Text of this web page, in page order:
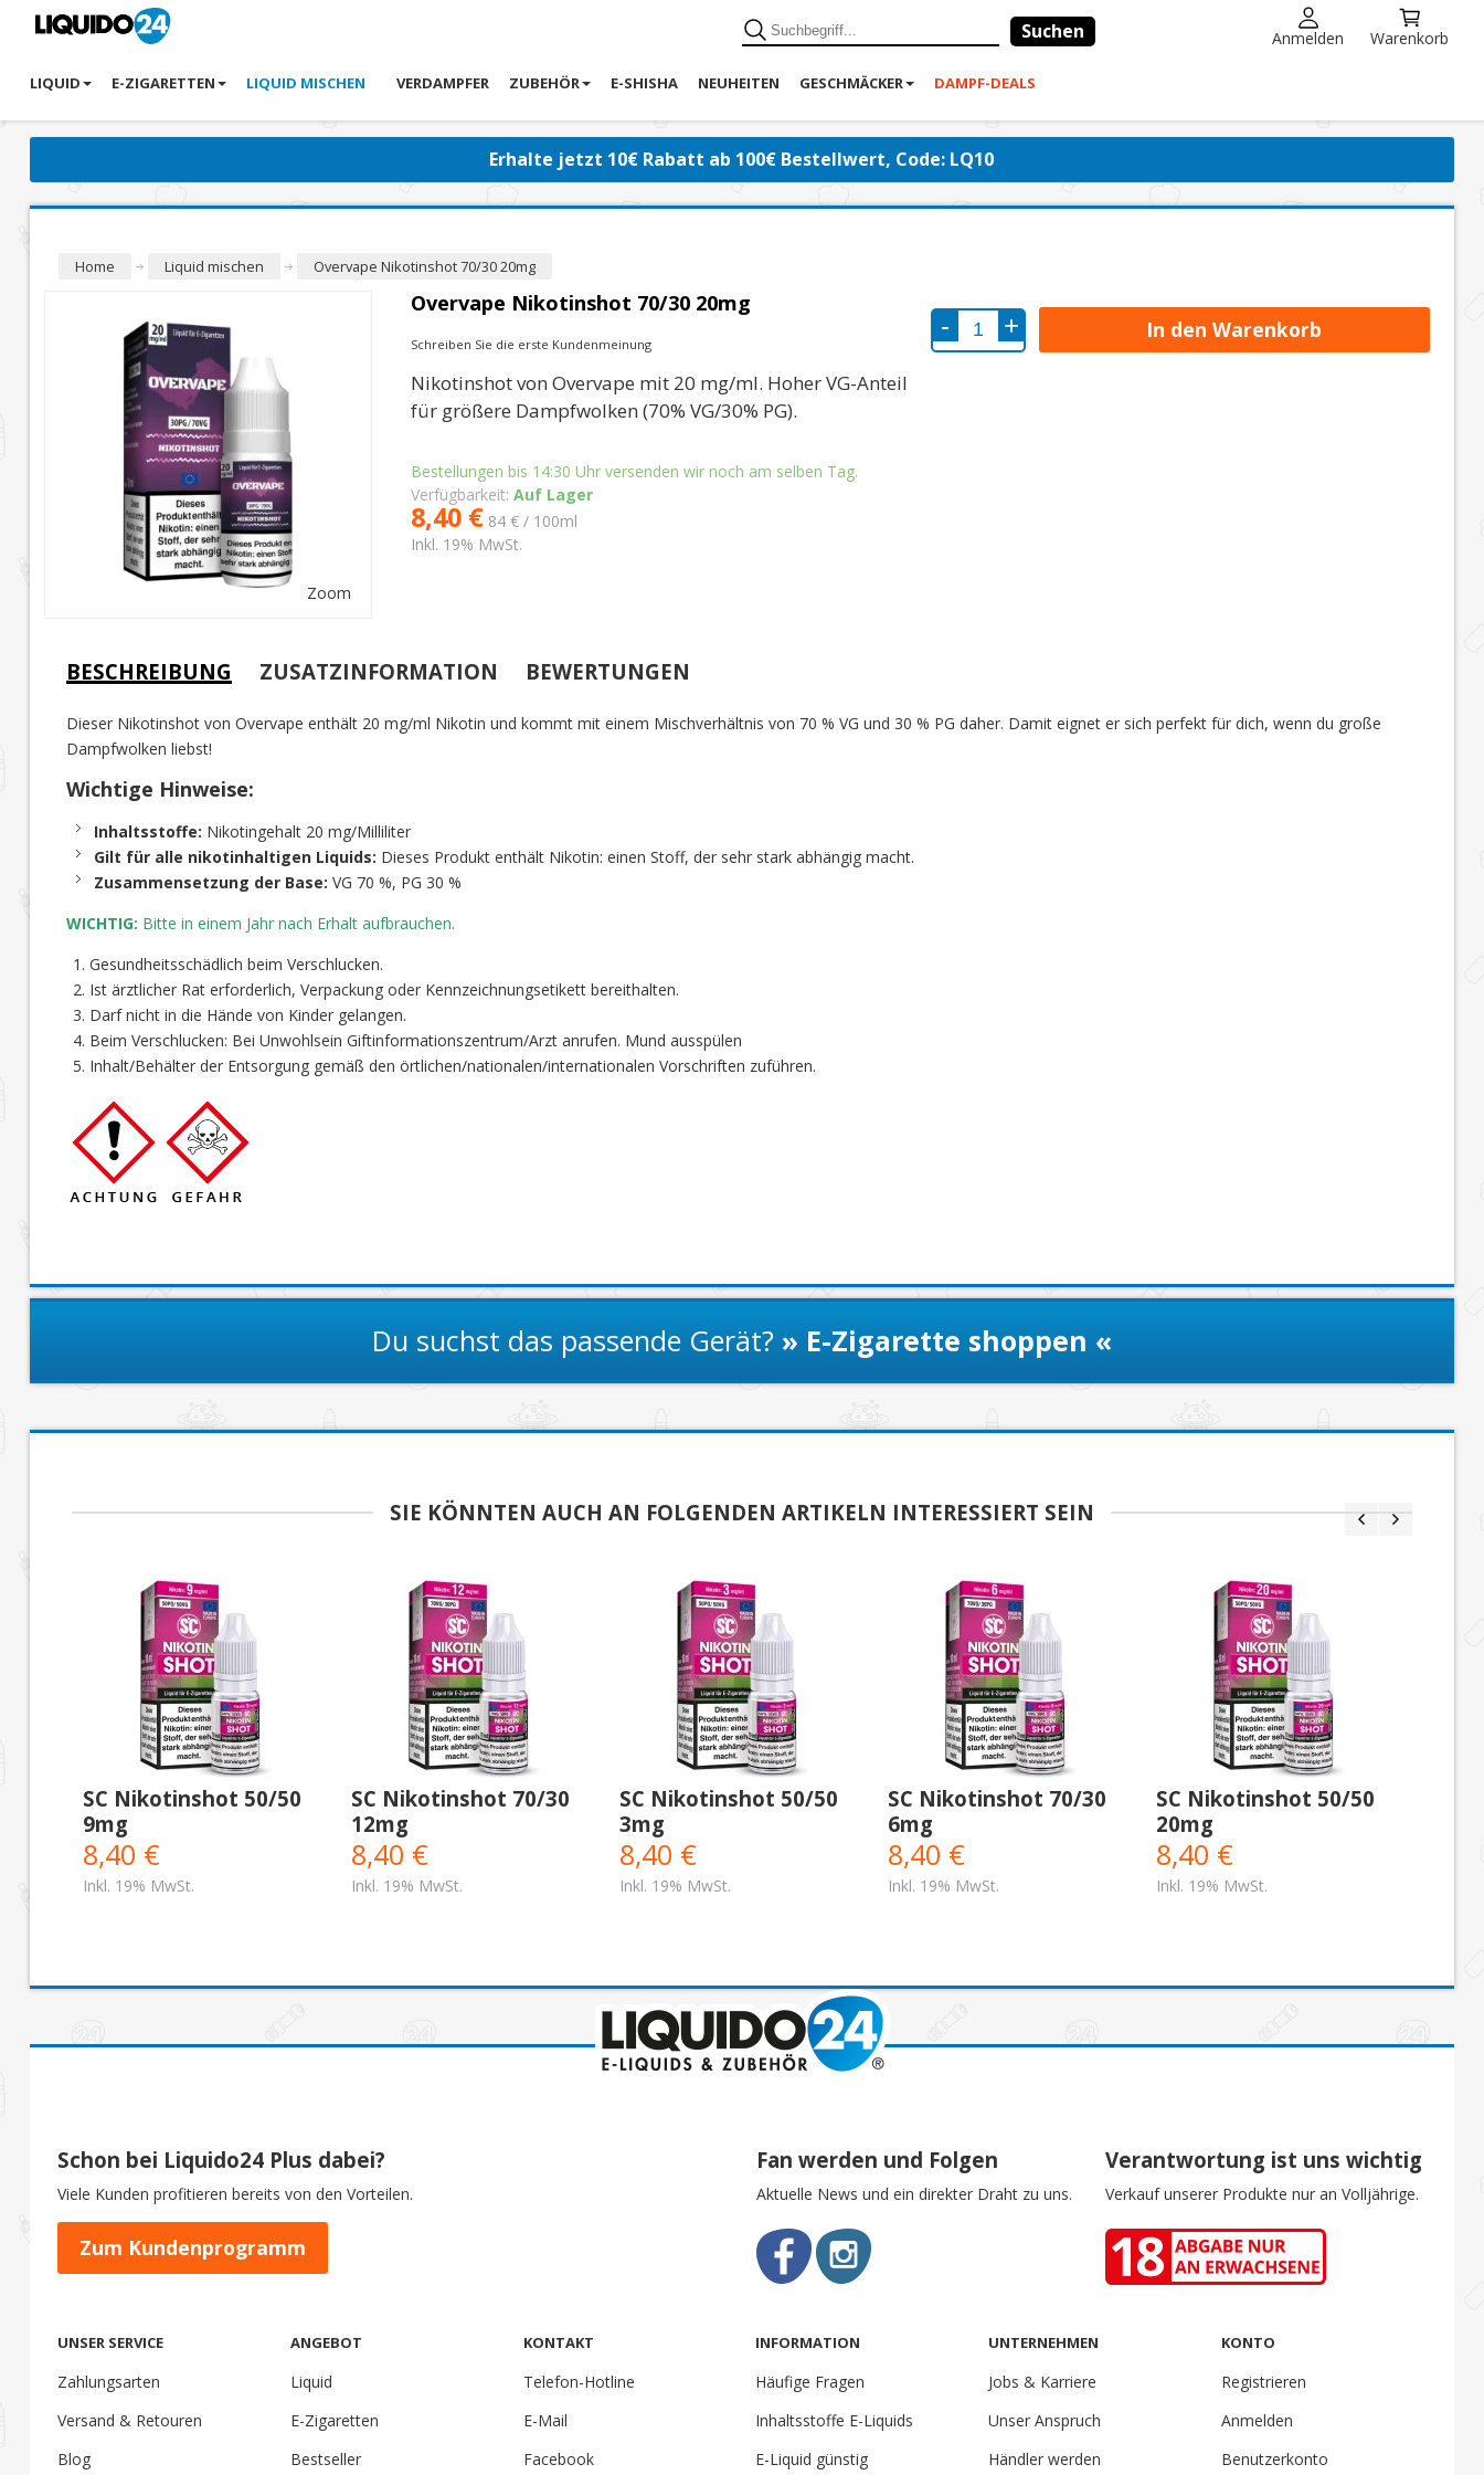
Suchen Anmelden Warenkorb
LIQUID E-ZIGARETTEN LIQUID MISCHEN VERDAMPFER ZUBEHÖR E-SHISHA NEUHEITEN GESCHMÄCKER DAMPF-DEALS
Erhalte jetzt 10€ Rabatt ab 100€ Bestellwert, Code: LQ10
Home Liquid mischen Overvape Nikotinshot 70/30 20mg
Zoom
Overvape Nikotinshot 70/30 20mg
Schreiben Sie die erste Kundenmeinung
Nikotinshot von Overvape mit 20 mg/ml. Hoher VG-Anteil
für größere Dampfwolken (70% VG/30% PG).
Bestellungen bis 14:30 Uhr versenden wir noch am selben Tag.
Verfügbarkeit: Auf Lager
8,40 € 84 € / 100ml
Inkl. 19% MwSt.
In den Warenkorb
BESCHREIBUNG ZUSATZINFORMATION BEWERTUNGEN
Dieser Nikotinshot von Overvape enthält 20 mg/ml Nikotin und kommt mit einem Mischverhältnis von 70 % VG und 30 % PG daher. Damit eignet er sich perfekt für dich, wenn du große
Dampfwolken liebst!
Wichtige Hinweise:
Inhaltsstoffe: Nikotingehalt 20 mg/Milliliter
Gilt für alle nikotinhaltigen Liquids: Dieses Produkt enthält Nikotin: einen Stoff, der sehr stark abhängig macht.
Zusammensetzung der Base: VG 70 %, PG 30 %
WICHTIG: Bitte in einem Jahr nach Erhalt aufbrauchen.
Gesundheitsschädlich beim Verschlucken.
Ist ärztlicher Rat erforderlich, Verpackung oder Kennzeichnungsetikett bereithalten.
Darf nicht in die Hände von Kinder gelangen.
Beim Verschlucken: Bei Unwohlsein Giftinformationszentrum/Arzt anrufen. Mund ausspülen
Inhalt/Behälter der Entsorgung gemäß den örtlichen/nationalen/internationalen Vorschriften zuführen.
Du suchst das passende Gerät? » E-Zigarette shoppen «
SIE KÖNNTEN AUCH AN FOLGENDEN ARTIKELN INTERESSIERT SEIN
SC Nikotinshot 50/50
9mg
8,40 €
Inkl. 19% MwSt.
SC Nikotinshot 70/30
12mg
8,40 €
Inkl. 19% MwSt.
SC Nikotinshot 50/50
3mg
8,40 €
Inkl. 19% MwSt.
SC Nikotinshot 70/30
6mg
8,40 €
Inkl. 19% MwSt.
SC Nikotinshot 50/50
20mg
8,40 €
Inkl. 19% MwSt.
Schon bei Liquido24 Plus dabei?
Viele Kunden profitieren bereits von den Vorteilen.
Zum Kundenprogramm
Fan werden und Folgen
Aktuelle News und ein direkter Draht zu uns.
Verantwortung ist uns wichtig
Verkauf unserer Produkte nur an Volljährige.
UNSER SERVICE
Zahlungsarten
Versand & Retouren
Blog
ANGEBOT
Liquid
E-Zigaretten
Bestseller
KONTAKT
Telefon-Hotline
E-Mail
Facebook
INFORMATION
Häufige Fragen
Inhaltsstoffe E-Liquids
E-Liquid günstig
UNTERNEHMEN
Jobs & Karriere
Unser Anspruch
Händler werden
KONTO
Registrieren
Anmelden
Benutzerkonto